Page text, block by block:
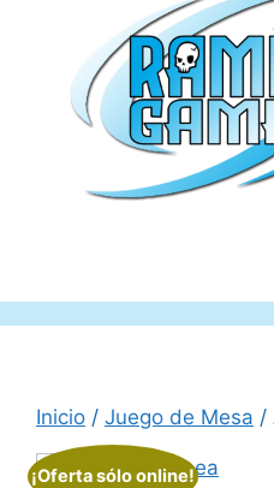
Inicio / Juego de Mesa /
¡Oferta sólo online!